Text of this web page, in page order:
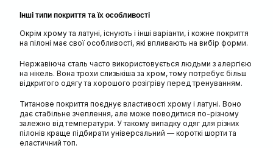
Інші типи покриття та їх особливості
Окрім хрому та латуні, існують і інші варіанти, і кожне покриття
на пілоні має свої особливості, які впливають на вибір форми.
Нержавіюча сталь часто використовується людьми з алергією
на нікель. Вона трохи слизькіша за хром, тому потребує більш
відкритого одягу та хорошого розігріву перед тренуванням.
Титанове покриття поєднує властивості хрому і латуні. Воно
дає стабільне зчеплення, але може поводитися по-різному
залежно від температури. У такому випадку одяг для різних
пілонів краще підбирати універсальний — короткі шорти та
еластичний топ.